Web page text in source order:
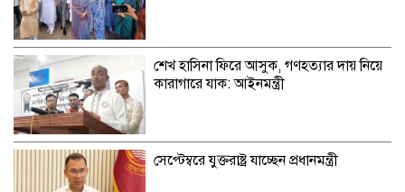
শেখ হাসিনা ফিরে আসুক, গণহত্যার দায় নিয়ে
কারাগারে যাক: আইনমন্ত্রী
সেপ্টেম্বরে যুক্তরাষ্ট্র যাচ্ছেন প্রধানমন্ত্রী